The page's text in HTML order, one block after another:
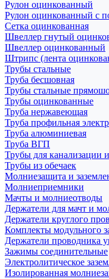
Рулон оцинкованный
Рулон оцинкованный с
Сетка оцинкованная
Швеллер гнутый
Швеллер оцинкованный
Штрипс (лента
Трубы стальные
Труба бесшовная
Трубы стальные
Трубы оцинкованные
Труба нержавеющая
Труба профильная
Труба алюминиевая
Труба ВГП
Трубы для канализации
Трубы из обечаек
Молниезащита и
Молниеприемники
Мачты и молниеотводы
Держатели для мачт и
Держатели круглого
Комплекты модульного
Держатели проводника
Зажимы соединительные
Электролитическое
Изолированная